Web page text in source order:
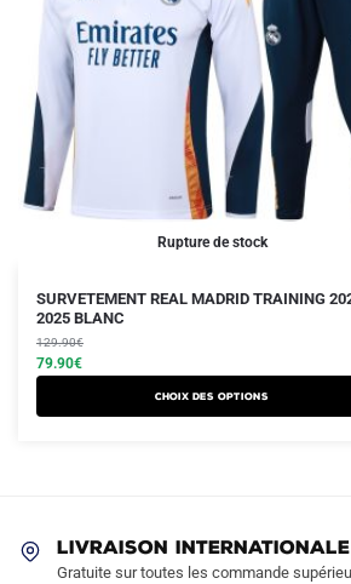
Rupture de stock
SURVETEMENT REAL MADRID TRAINING
2025 BLANC
129.90€
Le
prix
initial
était :
79.90€
Le
prix
actuel
est :
Choix des options
Ce
produit
a
plusieurs
variations.
choisies
LIVRAISON INTERNATIONALE
Gratuite sur toutes les commande